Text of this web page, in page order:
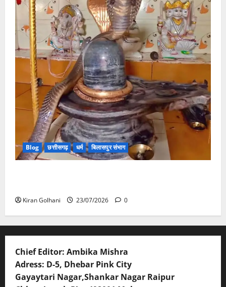
Blog छत्तीसगढ़ धर्म बिलासपुर संभाग
Kiran Golhani 23/07/2026 0
Chief Editor: Ambika Mishra
Adress: D-5, Dhebar Pink City
Gayaytari Nagar,Shankar Nagar Raipur